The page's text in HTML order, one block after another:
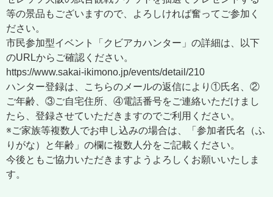
等の景品もございますので、よろしければ奮ってご参加く
ださい。
市民参加型イベント「クビアカハンター」の詳細は、以下
のURLからご確認ください。
https://www.sakai-ikimono.jp/events/detail/210
ハンター登録は、こちらのメールの返信により①氏名、②
ご年齢、③ご自宅住所、④電話番号をご連絡いただけまし
たら、登録させていただきますのでご利用ください。
※ご家族等複数人でお申し込みの場合は、「参加者氏名（ふ
りがな）と年齢」の欄に複数人分をご記載ください。
今後ともご協力いただきますようよろしくお願いいたしま
す。